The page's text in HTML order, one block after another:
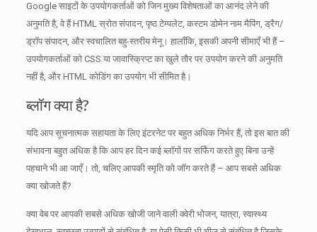
Google साइटों के उपयोगकर्ताओं को जिन मुख्य विशेषताओं का आनंद लेने की
अनुमति है, वे हैं HTML स्रोत संपादन, पृष्ठ टेम्पलेट, कस्टम डोमेन नाम मैपिंग, ड्रैग/
ड्रॉप संपादन, और स्वचालित बहु-स्तरीय मेनू। हालाँकि, इसकी अपनी सीमाएँ भी हैं –
उपयोगकर्ताओं को CSS या जावास्क्रिप्ट का खुले तौर पर उपयोग करने की अनुमति
नहीं है, और HTML कोडिंग का उपयोग भी सीमित है।
ब्लॉग क्या है?
यदि आप सूचनात्मक सहायता के लिए इंटरनेट पर बहुत अधिक निर्भर हैं, तो इस बात की
संभावना बहुत अधिक है कि आप हर दिन कई ब्लॉगों पर सर्फिंग करते हुए बिना उन्हें
पहचाने भी आ जाएँ। तो, चलिए आपकी स्मृति को जॉग करते हैं – आप सबसे अधिक
क्या खोजते हैं?
क्या वेब पर आपकी सबसे अधिक खोजी जाने वाली क्वेरी भोजन, यात्रा, स्वास्थ्य